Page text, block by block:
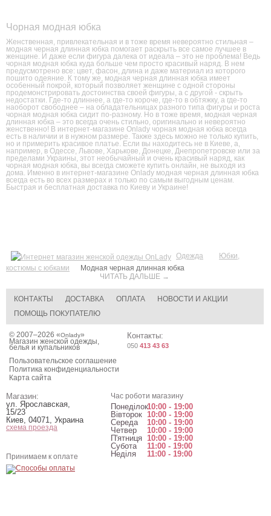
Чорная модная юбка
Женственная, привлекательная и в тоже время невероятно стильная –
модная черная длинная юбка помогает раскрыть все самое лучшее в
женщине. И даже если фигура далека от идеала – это не проблема! Ведь
чорная модная юбка куда больше чем просто красивый наряд. В нем
предусмотрено все: цвет, фасон, длина и даже материал из которого
пошито одеяние. К тому же, модная черная длинная юбка имеет
особенный покрой, который позволяет женщине с одной стороны
продемонстрировать достоинства своей фигуры, а с другой - скрыть
недостатки. Где-то длиннее, а где-то короче, где-то в обтяжку, а где-то
наоборот свободнее – на обладательницах разного типа фигуры и роста
чорная модная юбка сидит по-разному. Но в тоже время, модная черная
длинная юбка – это всегда очень стильно, оригинально и невероятно
женственно! В интернет-магазине Onlady чорная модная юбка всегда
есть в наличии и в нужном размере. Также здесь можно не только купить,
но и примерить красивое платье. Если вы находитесь не в Киеве, а,
например, в Одессе, Львове, Харькове, Донецке, Днепропетровске или за
пределами Украины, этот необычайный и очень красивый наряд, как
чорная модная юбка, вы всегда сможете купить онлайн, не выходя из
дома. Именно в интернет-магазине Onlady модная черная длинная юбка
всегда есть во всех размерах и только по самым выгодным ценам.
Быстрая и бесплатная доставка по Киеву и Украине!
ЧИТАТЬ ДАЛЬШЕ →
Одежда
Юбки,
костюмы с юбками
Модная черная длинная юбка
КОНТАКТЫ ДОСТАВКА ОПЛАТА
НОВОСТИ И АКЦИИ
ПОМОЩЬ ПОКУПАТЕЛЮ
© 2007–2026 «Onlady»
Магазин женской одежды,
белья и купальников
Пользовательское соглашение
Политика конфиденциальности
Карта сайта
Контакты:
050 413 43 63
Магазин:
ул. Ярославская,
15/23
Киев 04071 Украина
схема проезда
Час роботи магазину
Понеділок10:00 - 19:00
Вівторок 10:00 - 19:00
Середа
10:00 - 19:00
Четвер
10:00 - 19:00
П'ятниця 10:00 - 19:00
Субота
11:00 - 19:00
Неділя
11:00 - 19:00
Принимаем к оплате